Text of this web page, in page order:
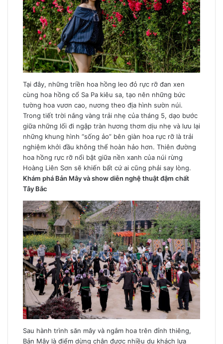
Tại đây, những triền hoa hồng leo đỏ rực rỡ đan xen
cùng hoa hồng cổ Sa Pa kiêu sa, tạo nên những bức
tường hoa vươn cao, nương theo địa hình sườn núi.
Trong tiết trời nắng vàng trải nhẹ của tháng 5, dạo bước
giữa những lối đi ngập tràn hương thơm dịu nhẹ và lưu lại
những khung hình “sống ảo” bên giàn hoa rực rỡ là trải
nghiệm khởi đầu không thể hoàn hảo hơn. Thiên đường
hoa hồng rực rỡ nổi bật giữa nền xanh của núi rừng
Hoàng Liên Sơn sẽ khiến bất cứ ai cũng phải say lòng.
Khám phá Bản Mây và show diễn nghệ thuật đậm chất
Tây Bắc
Sau hành trình săn mây và ngắm hoa trên đỉnh thiêng,
Bản Mây là điểm dừng chân được nhiều du khách lựa